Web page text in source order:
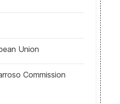
generales se inició con la
Union
Commission